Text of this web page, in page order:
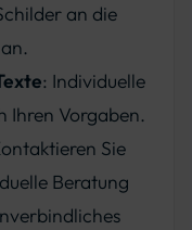
an die
: Individuelle
Ihren Vorgaben.
Sie
Beratung